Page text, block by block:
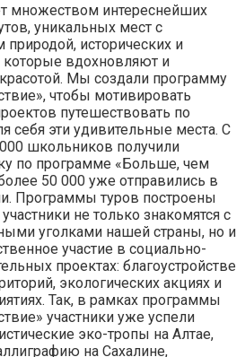
множеством интереснейших
уникальных мест с
природой, исторических и
которые вдохновляют и
Мы создали программу
чтобы мотивировать
путешествовать по
себя эти удивительные места. С
школьников получили
по программе «Больше, чем
50 000 уже отправились в
Программы туров построены
не только знакомятся с
уголками нашей страны, но и
участие в социально-
проектах: благоустройстве
экологических акциях и
Так, в рамках программы
участники уже успели
эко-тропы на Алтае,
на Сахалине,